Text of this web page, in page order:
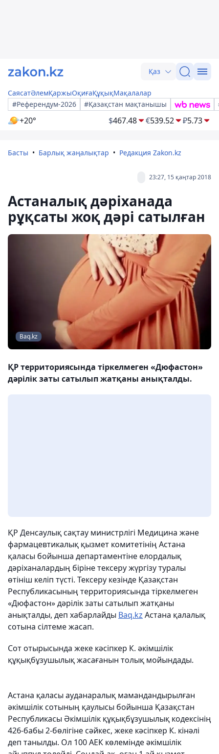
Қаз
СаясатӘлемҚаржыОқиғаҚұқықМақалалар
#Референдум-2026
#Қазақстан мақтанышы
+20° $467.48 €539.52 ₽5.73
Басты Барлық жаңалықтар Редакция Zakon.kz
23:27, 15 қаңтар 2018
Астаналық дәріханада
рұқсаты жоқ дәрі сатылған
Baq.kz
ҚР территориясында тіркелмеген «Дюфастон»
дәрілік заты сатылып жатқаны анықталды.
ҚР Денсаулық сақтау министрлігі Медицина және
фармацевтикалық қызмет комитетінің Астана
қаласы бойынша департаментіне елордалық
дәріханалардың біріне тексеру жүргізу туралы
өтініш келіп түсті. Тексеру кезінде Қазақстан
Республикасының территориясында тіркелмеген
«Дюфастон» дәрілік заты сатылып жатқаны
анықталды, деп хабарлайды Вaq.kz Астана қалалық
сотына сілтеме жасап.
Сот отырысында жеке кәсіпкер К. әкімшілік
құқықбұзушылық жасағанын толық мойындады.
Астана қаласы ауданаралық мамандандырылған
әкімшілік сотының қаулысы бойынша Қазақстан
Республикасы Әкімшілік құқықбұзушылық кодексінің
426-бабы 2-бөлігіне сәйкес, жеке кәсіпкер К. кінәлі
деп танылды. Ол 100 АЕК көлемінде әкімшілік